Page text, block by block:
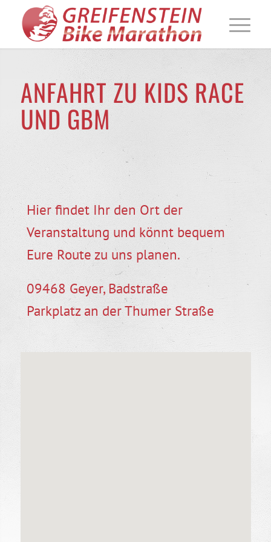
ANFAHRT ZU KIDS RACE
UND GBM
Hier findet Ihr den Ort der
Veranstaltung und könnt bequem
Eure Route zu uns planen.
09468 Geyer, Badstraße
Parkplatz an der Thumer Straße